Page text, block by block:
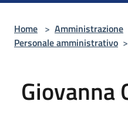
Home > Amministrazione
Personale amministrativo >
Giovanna